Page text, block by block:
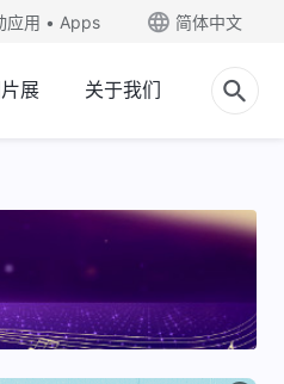
应用 • Apps 简体中文
展 关于我们